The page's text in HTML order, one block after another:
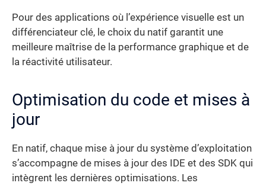
Pour des applications où l’expérience visuelle est un
différenciateur clé, le choix du natif garantit une
meilleure maîtrise de la performance graphique et de
la réactivité utilisateur.
Optimisation du code et mises à
jour
En natif, chaque mise à jour du système d’exploitation
s’accompagne de mises à jour des IDE et des SDK qui
intègrent les dernières optimisations. Les